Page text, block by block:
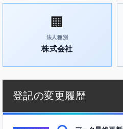
🏢
法人種別
株式会社
登記の変更履歴